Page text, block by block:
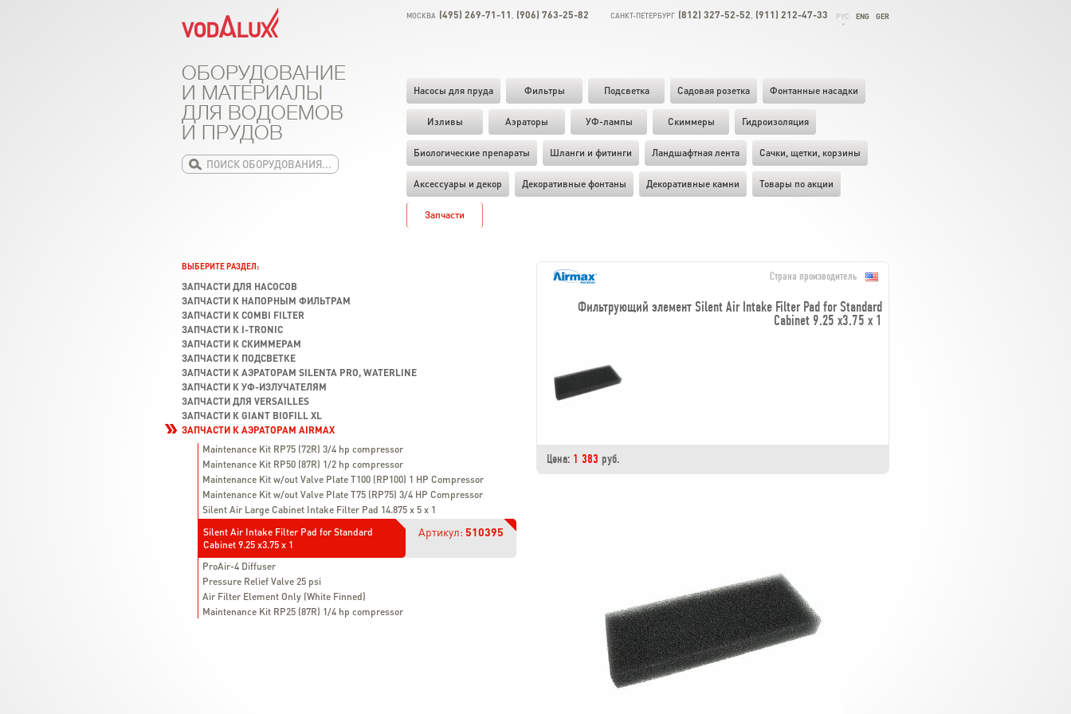
МОСКВА (495) 269-71-11 (906) 763-25-82 САНКТ-ПЕТЕРБУРГ (812) 327-52-52 (911) 212-47-33 РУС ENG GER
Насосы для пруда Фильтры Подсветка Садовая розетка Фонтанные насадки
Изливы Аэраторы УФ-лампы Скиммеры Гидроизоляция
Биологические препараты Шланги и фитинги Ландшафтная лента Cачки, щетки, корзины
Аксессуары и декор Декоративные фонтаны Декоративные камни Товары по акции
Запчасти
ОБОРУДОВАНИЕ
И МАТЕРИАЛЫ
ДЛЯ ВОДОЕМОВ
И ПРУДОВ
Страна производитель
Фильтрующий элемент Silent Air Intake Filter Pad for Standard
Cabinet 9.25 x3.75 x 1
Цена: 1 383 руб.
ВЫБЕРИТЕ РАЗДЕЛ:
ЗАПЧАСТИ ДЛЯ НАСОСОВ
ЗАПЧАСТИ К НАПОРНЫМ ФИЛЬТРАМ
ЗАПЧАСТИ К COMBI FILTER
ЗАПЧАСТИ К I-TRONIC
ЗАПЧАСТИ К СКИММЕРАМ
ЗАПЧАСТИ К ПОДСВЕТКЕ
ЗАПЧАСТИ К АЭРАТОРАМ SILENTA PRO, WATERLINE
ЗАПЧАСТИ К УФ-ИЗЛУЧАТЕЛЯМ
ЗАПЧАСТИ ДЛЯ VERSAILLES
ЗАПЧАСТИ К GIANT BIOFILL XL
ЗАПЧАСТИ К АЭРАТОРАМ AIRMAX
Maintenance Kit RP75 (72R) 3/4 hp compressor
Maintenance Kit RP50 (87R) 1/2 hp compressor
Maintenance Kit w/out Valve Plate T100 (RP100) 1 HP Compressor
Maintenance Kit w/out Valve Plate T75 (RP75) 3/4 HP Compressor
Silent Air Large Cabinet Intake Filter Pad 14.875 x 5 x 1
Silent Air Intake Filter Pad for Standard
Cabinet 9.25 x3.75 x 1
Артикул: 510395
ProAir-4 Diffuser
Pressure Relief Valve 25 psi
Air Filter Element Only (White Finned)
Maintenance Kit RP25 (87R) 1/4 hp compressor